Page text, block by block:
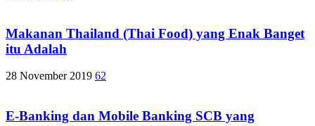
Makanan Thailand (Thai Food) yang Enak Banget
itu Adalah
28 November 2019 62
E-Banking dan Mobile Banking SCB yang